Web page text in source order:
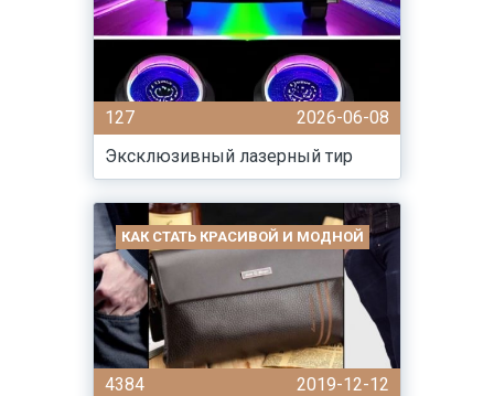
127
2026-06-08
Эксклюзивный лазерный тир
КАК СТАТЬ КРАСИВОЙ И МОДНОЙ
4384
2019-12-12